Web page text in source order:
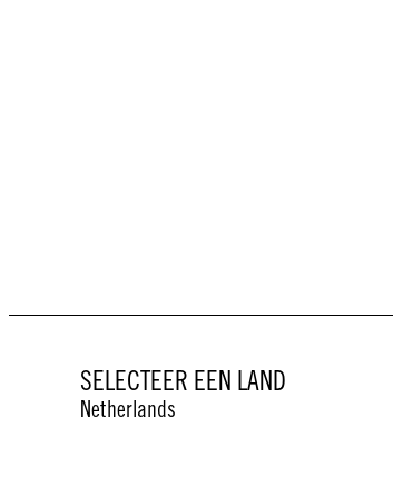
SELECTEER EEN LAND
Netherlands